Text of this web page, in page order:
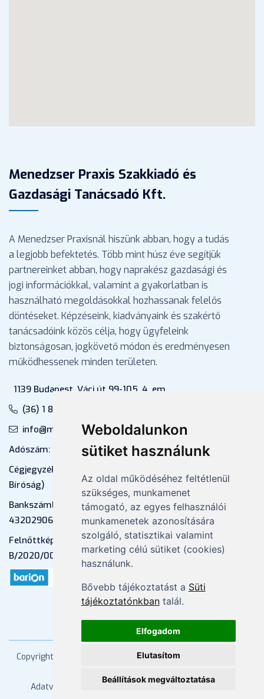
Weboldalunkon
sütiket használunk
Az oldal működéséhez feltétlenül
szükséges, munkamenet
támogató, az egyes felhasználói
munkamenetek azonosítására
szolgáló, statisztikai valamint
marketing célú sütiket (cookies)
használunk.
Bővebb tájékoztatást a Süti
tájékoztatónkbantalál.
Elfogadom
Elutasítom
Beállítások megváltoztatása
Menedzser Praxis Szakkiadó és
Gazdasági Tanácsadó Kft.
A Menedzser Praxisnál hiszünk abban, hogy a tudás
a legjobb befektetés. Több mint húsz éve segítjük
partnereinket abban, hogy naprakész gazdasági és
jogi információkkal, valamint a gyakorlatban is
használható megoldásokkal hozhassanak felelős
döntéseket. Képzéseink, kiadványaink és szakértő
tanácsadóink közös célja, hogy ügyfeleink
biztonságosan, jogkövető módon és eredményesen
működhessenek minden területen.
1139 Budapest, Váci út 99-105. 4. em.
(36) 1 880 76 00
info@mprx.hu
Adószám: 13598145-2-41
Cégjegyzékszám: 01-09-883770 (Fővárosi
Bíróság)
Bankszámlaszám: CIB Bank, 10700581-
43202906-51100005
Felnőttképzési nyilvántartási szám:
B/2020/000053
Copyright 2026 Mprx. Minden jog fenntartva
Adatvédelem
ÁSZF Impresszum